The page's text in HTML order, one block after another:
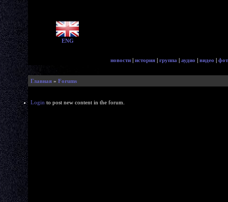
ENG
новости | история | группа | аудио | видео |
Главная » Forums
Login to post new content in the forum.